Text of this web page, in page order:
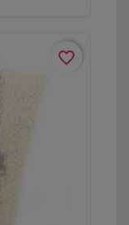
favorite_border